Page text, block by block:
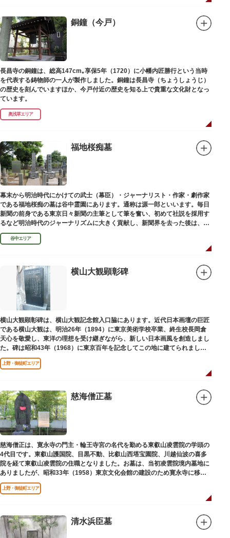
銅鐘（今戸）
長昌寺の銅鐘は、総高147cm｡享保5年（1720）に小幡内匠勝行という当時
を代表する鋳物師の一人が製作しました。銅鐘は長昌寺（ちょうしょうじ）
の歴史を刻んでいますほか、今戸付近の歴史を知る上で貴重な文化財となっ
ています。
奥浅草エリア
福地桜痴墓
幕末から明治時代にかけての武士（幕臣）・ジャーナリスト・作家・劇作家
である福地桜痴の墓は谷中霊園にあります。通称は源一郎といいます。毎日
新聞の前身である東京日々新聞の主筆として筆を奮い、初めて社説を採用す
るなど明治時代のジャーナリズムに大きく貢献し、新聞界を去った後は、文
学者として活躍しました。
谷中エリア
横山大観顕彰碑
横山大観顕彰碑は、横山大観記念館入口脇にあります。近代日本画壇の巨匠
である横山大観は、明治26年（1894）に東京美術学校卒業、終生校長岡倉
天心を敬愛し、東洋の理想を受け継ぎながら、新しい日本画風を創造しまし
た。碑は昭和43年（1968）に東京百年を記念してこの地に建てられまし
た。
上野・御徒町エリア
慈海僧正墓
慈海僧正は、寛永寺の門主・輪王寺宮の名代を勤める東叡山凌雲院の学頭の
4代目です。東叡山護国院、目黒不動、比叡山西塔宝園院、川越仙波の喜多
院を経て東叡山凌雲院の住職となりました。お墓は、当初凌雲院境内墓地に
ありましたが、昭和33年（1958）東京文化会館の建設のため寛永寺に移築
されました。
上野・御徒町エリア
清水浜臣墓